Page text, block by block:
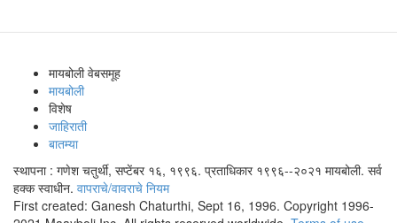
मायबोली वेबसमूह
मायबोली
विशेष
जाहिराती
बातम्या
स्थापना : गणेश चतुर्थी, सप्टेंबर १६, १९९६. प्रताधिकार १९९६--२०२१ मायबोली. सर्व
हक्क स्वाधीन. वापराचे/वावराचे नियम
First created: Ganesh Chaturthi, Sept 16, 1996. Copyright 1996-